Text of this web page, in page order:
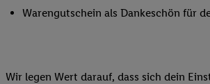
Warengutschein als Dankeschön für
Wir legen Wert darauf, dass sich dein